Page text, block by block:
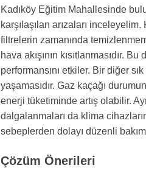
Kadıköy Eğitim Mahallesinde
karşılaşılan arızaları
filtrelerin zamanında
hava akışının kısıtlanmasıdır.
performansını etkiler. Bir diğer
yaşamasıdır. Gaz kaçağı
enerji tüketiminde artış olabilir.
dalgalanmaları da klima
sebeplerden dolayı düzenli
Çözüm Önerileri